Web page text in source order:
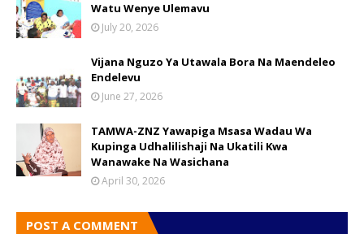
Watu Wenye Ulemavu
July 20, 2026
Vijana Nguzo Ya Utawala Bora Na Maendeleo
Endelevu
June 27, 2026
TAMWA-ZNZ Yawapiga Msasa Wadau Wa
Kupinga Udhalilishaji Na Ukatili Kwa
Wanawake Na Wasichana
April 30, 2026
POST A COMMENT